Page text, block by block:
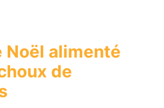
Noël alimenté
de